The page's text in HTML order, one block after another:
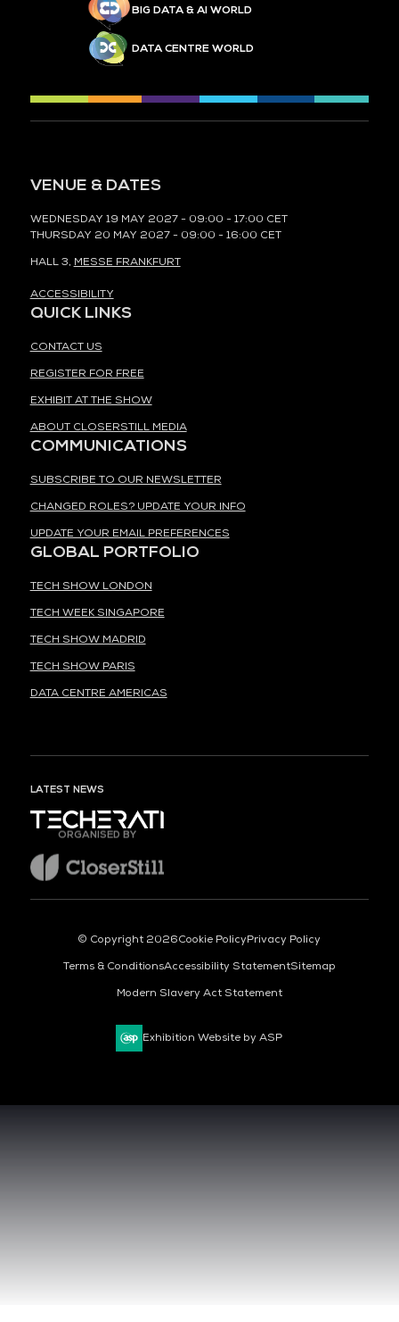
BIG DATA & AI WORLD
DATA CENTRE WORLD
VENUE & DATES
WEDNESDAY 19 MAY 2027 - 09:00 - 17:00 CET
THURSDAY 20 MAY 2027 - 09:00 - 16:00 CET
HALL 3, MESSE FRANKFURT
ACCESSIBILITY
QUICK LINKS
CONTACT US
REGISTER FOR FREE
EXHIBIT AT THE SHOW
ABOUT CLOSERSTILL MEDIA
COMMUNICATIONS
SUBSCRIBE TO OUR NEWSLETTER
CHANGED ROLES? UPDATE YOUR INFO
UPDATE YOUR EMAIL PREFERENCES
GLOBAL PORTFOLIO
TECH SHOW LONDON
TECH WEEK SINGAPORE
TECH SHOW MADRID
TECH SHOW PARIS
DATA CENTRE AMERICAS
LATEST NEWS
ORGANISED BY
© Copyright 2026Cookie PolicyPrivacy Policy
Terms & ConditionsAccessibility StatementSitemap
Modern Slavery Act Statement
Exhibition Website by ASP